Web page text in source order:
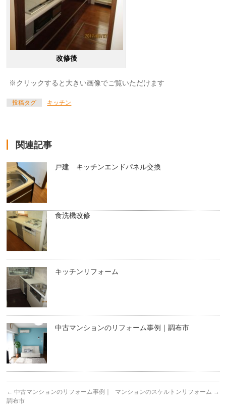
改修後
※クリックすると大きい画像でご覧いただけます
投稿タグ キッチン
関連記事
戸建 キッチンエンドパネル交換
食洗機改修
キッチンリフォーム
中古マンションのリフォーム事例｜調布市
← 中古マンションのリフォーム事例｜
調布市
マンションのスケルトンリフォーム →